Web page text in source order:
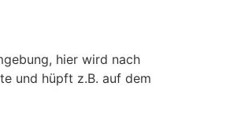
hier wird nach
und hüpft z.B. auf dem